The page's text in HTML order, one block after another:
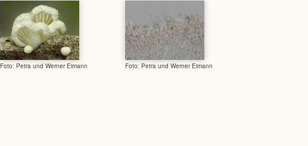
Foto: Petra und Werner Eimann Foto: Petra und Werner Eimann